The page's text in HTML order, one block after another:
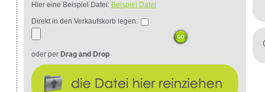
Hier eine Beispiel Datei: Beispiel Datei
Direkt in den Verkaufskorb legen:
oder per Drag and Drop